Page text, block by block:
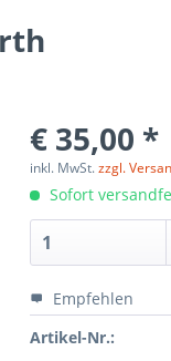
€ 35,00 *
inkl. MwSt.zzgl.
Sofort
Empfehlen
Artikel-Nr.: